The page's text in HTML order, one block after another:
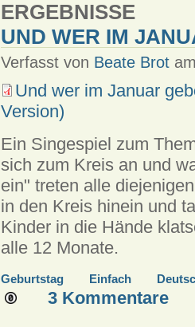
ERGEBNISSE
UND WER IM
Verfasst von Beate Brot
Und wer im Januar
Version)
Ein Singespiel zum
sich zum Kreis an und
ein" treten alle
in den Kreis hinein und
Kinder in die Hände
alle 12 Monate.
Geburtstag Einfach
3 Kommentare